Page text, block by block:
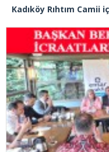
Kadıköy Rıhtım Camii